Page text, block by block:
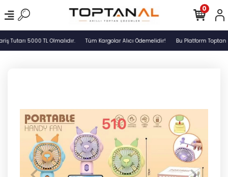
Tutarı 5000 TL Olmalıdır. Tüm Kargolar Alıcı Ödemelidir! Bu Platform Toptan
0